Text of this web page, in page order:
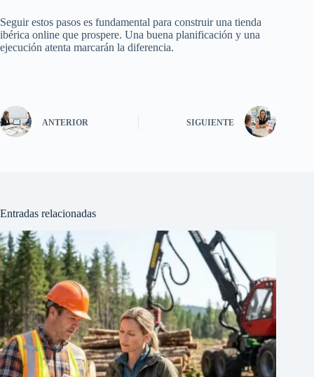
Seguir estos pasos es fundamental para construir una tienda
ibérica online que prospere. Una buena planificación y una
ejecución atenta marcarán la diferencia.
ANTERIOR SIGUIENTE
Entradas relacionadas